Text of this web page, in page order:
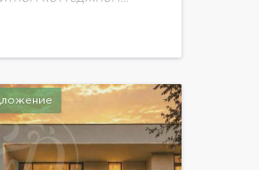
лифтом,